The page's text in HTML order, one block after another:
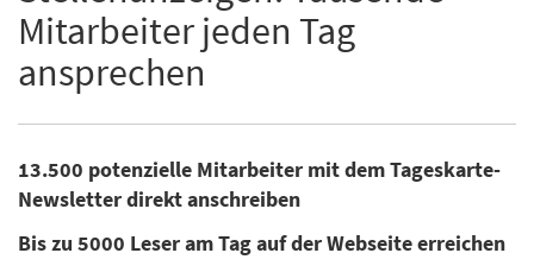
Mitarbeiter jeden Tag
ansprechen
13.500 potenzielle Mitarbeiter mit dem Tageskarte-
Newsletter direkt anschreiben
Bis zu 5000 Leser am Tag auf der Webseite erreichen